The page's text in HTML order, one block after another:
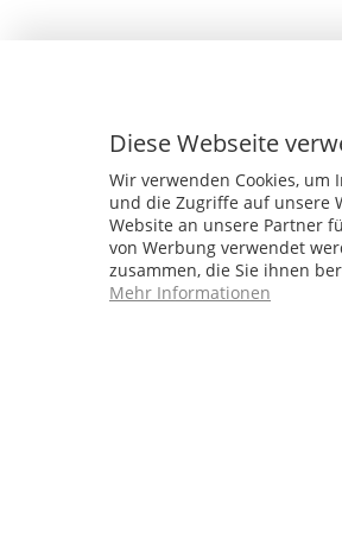
Service Hotline
04241 - 803018-0
Diese Webseite
Wir verwenden Cookies,
und die Zugriffe auf unsere
Website an unsere Partner
von Werbung verwendet
zusammen, die Sie ihnen
Mehr Informationen